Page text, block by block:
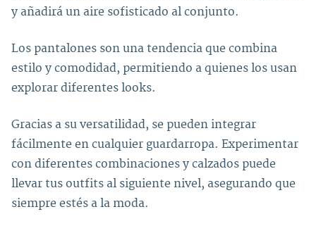
y añadirá un aire sofisticado al conjunto.
Los pantalones son una tendencia que combina
estilo y comodidad, permitiendo a quienes los usan
explorar diferentes looks.
Gracias a su versatilidad, se pueden integrar
fácilmente en cualquier guardarropa. Experimentar
con diferentes combinaciones y calzados puede
llevar tus outfits al siguiente nivel, asegurando que
siempre estés a la moda.